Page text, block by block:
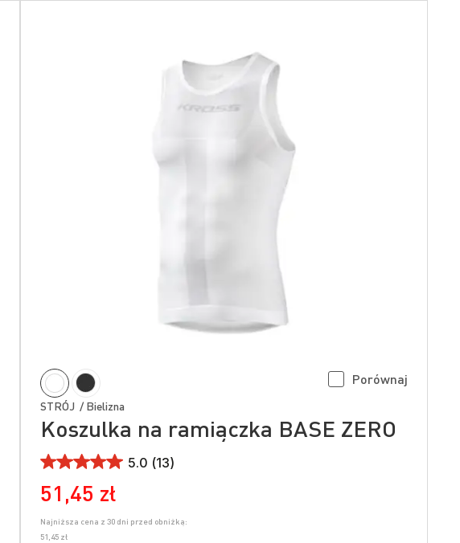
STRÓJ / Bielizna
Koszulka na ramiączka BASE ZERO
5.0 (13)
Porównaj
51,45 zł
Najniższa cena z 30 dni przed obniżką:
51,45 zł